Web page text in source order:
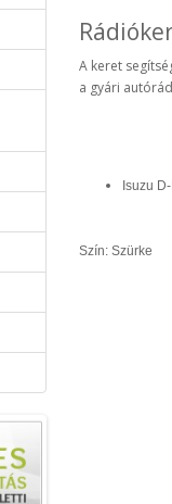
A keret
a gyári
Isuzu
Szín: Szürke